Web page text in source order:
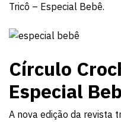
Tricô – Especial Bebê.
Círculo
Especial
A nova edição da revista